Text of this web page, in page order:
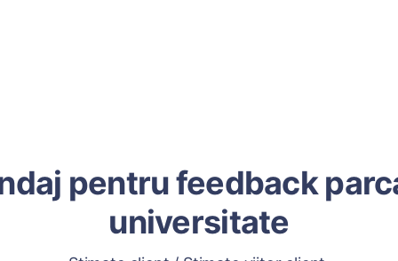
pentru feedback
universitate